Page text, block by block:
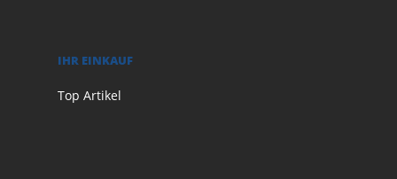
IHR EINKAUF
Top Artikel